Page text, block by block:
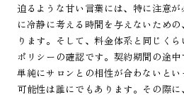
迫るような甘い言葉には、特に注意
に冷静に考える時間を与えないため
ります。そして、料金体系と同じく
ポリシーの確認です。契約期間の途
単純にサロンとの相性が合わないと
可能性は誰にでもあります。その際